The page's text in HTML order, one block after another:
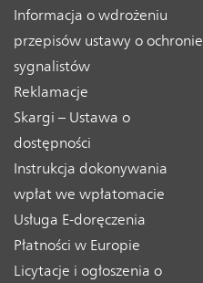
Informacja o wdrożeniu
przepisów ustawy o ochronie
sygnalistów
Reklamacje
Skargi – Ustawa o
dostępności
Instrukcja dokonywania
wpłat we wpłatomacie
Usługa E-doręczenia
Płatności w Europie
Licytacje i ogłoszenia o